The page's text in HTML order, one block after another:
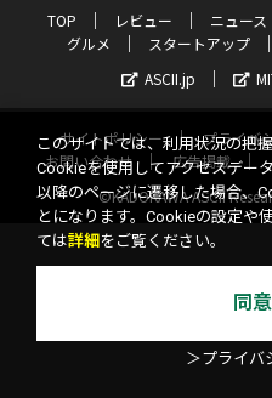
TOP レビュー ニュース
グルメ
スタートアップ
ASCII.jp
サイトポリシー プライバ
お問い合わせ
広告掲載
©KADOKAWA ASCII
このサイトでは、利用状況の把
Cookieを使用してアクセスデー
以降のページに遷移した場合、
とになります。Cookieの設定や
ては詳細 をご覧ください。
同
＞プライバ